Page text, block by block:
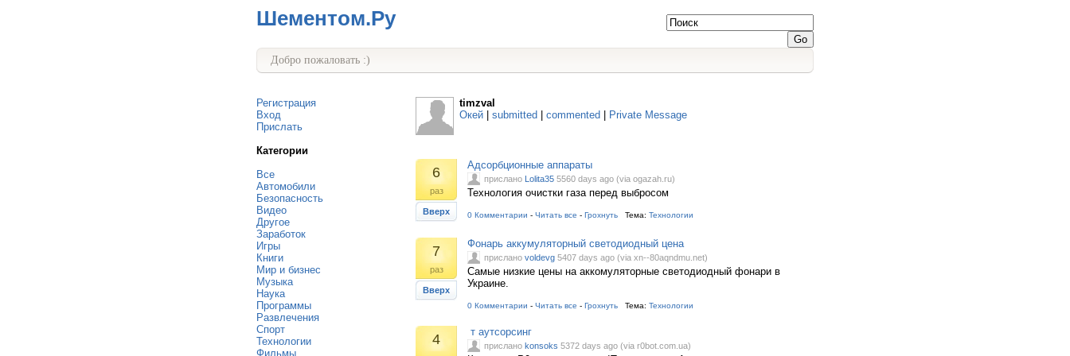
Шементом.Ру
Добро пожаловать :)
Регистрация
Вход
Прислать
Категории
Все
Автомобили
Безопасность
Видео
Другое
Заработок
Игры
Книги
Мир и бизнес
Музыка
Наука
Программы
Развлечения
Спорт
Технологии
Фильмы
timzval
Окей
submitted commented Private Message
6
раз
Вверх
Адсорбционные аппараты
прислано Lolita35 5560 days ago (via ogazah.ru)
Технология очистки газа перед выбросом
0 Комментарии - Читать все - Грохнуть Тема: Технологии
7
раз
Вверх
Фонарь аккумуляторный светодиодный цена
прислано voldevg 5407 days ago (via xn--80aqndmu.net)
Самые низкие цены на аккомуляторные светодиодный фонари в
Украине.
0 Комментарии - Читать все - Грохнуть Тема: Технологии
4 т аутсорсинг
прислано konsoks 5372 days ago (via r0bot.com.ua)